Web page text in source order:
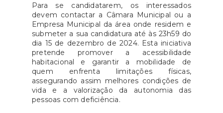
Para se candidatarem, os interessados
devem contactar a Câmara Municipal ou a
Empresa Municipal da área onde residem e
submeter a sua candidatura até às 23h59 do
dia 15 de dezembro de 2024. Esta iniciativa
pretende promover a acessibilidade
habitacional e garantir a mobilidade de
quem enfrenta limitações físicas,
assegurando assim melhores condições de
vida e a valorização da autonomia das
pessoas com deficiência.